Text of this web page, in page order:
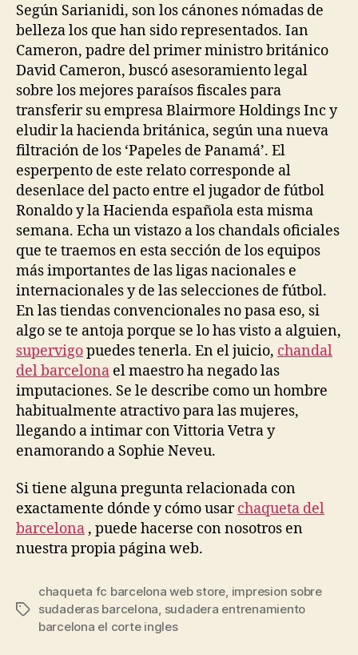
Según Sarianidi, son los cánones nómadas de
belleza los que han sido representados. Ian
Cameron, padre del primer ministro británico
David Cameron, buscó asesoramiento legal
sobre los mejores paraísos fiscales para
transferir su empresa Blairmore Holdings Inc y
eludir la hacienda británica, según una nueva
filtración de los ‘Papeles de Panamá’. El
esperpento de este relato corresponde al
desenlace del pacto entre el jugador de fútbol
Ronaldo y la Hacienda española esta misma
semana. Echa un vistazo a los chandals oficiales
que te traemos en esta sección de los equipos
más importantes de las ligas nacionales e
internacionales y de las selecciones de fútbol.
En las tiendas convencionales no pasa eso, si
algo se te antoja porque se lo has visto a alguien,
supervigopuedes tenerla. En el juicio, chandal
del barcelona el maestro ha negado las
imputaciones. Se le describe como un hombre
habitualmente atractivo para las mujeres,
llegando a intimar con Vittoria Vetra y
enamorando a Sophie Neveu.
Si tiene alguna pregunta relacionada con
exactamente dónde y cómo usarchaqueta del
barcelona , puede hacerse con nosotros en
nuestra propia página web.
Etiquetas
chaqueta fc barcelona web store, impresion sobre
sudaderas barcelona, sudadera entrenamiento
barcelona el corte ingles